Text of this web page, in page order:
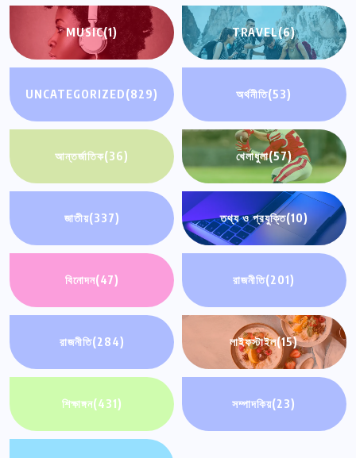
MUSIC(1) TRAVEL(6)
UNCATEGORIZED(829) অর্থনীতি(53)
আন্তর্জাতিক(36) খেলাধুলা(57)
জাতীয়(337) তথ্য ও প্রযুক্তি(10)
বিনোদন(47) রাজনীতি(201)
রাজনীতি(284) লাইফস্টাইল(15)
শিক্ষাঙ্গন(431) সম্পাদকিয়(23)